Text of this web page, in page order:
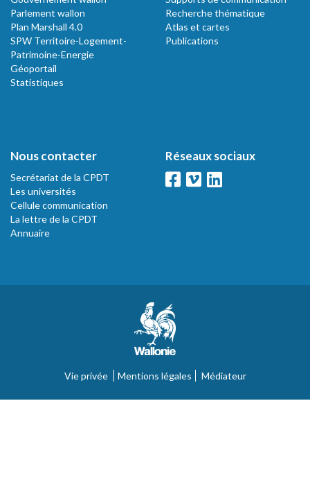
Parlement wallon
Plan Marshall 4.0
SPW Territoire-Logement-
Patrimoine-Energie
Géoportail
Statistiques
Recherche thématique
Atlas et cartes
Publications
Nous contacter
Secrétariat de la CPDT
Les universités
Cellule communication
La lettre de la CPDT
Annuaire
Réseaux sociaux
Vie privée Mentions légales Médiateur